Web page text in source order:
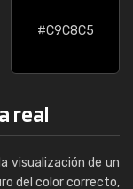
#C9C8C5
real
visualización de un
del color correcto,